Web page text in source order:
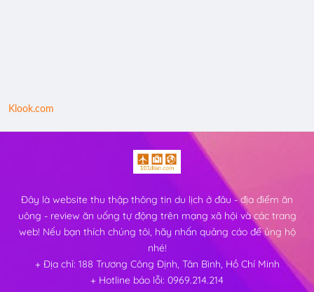
Klook.com
Đây là website thu thập thông tin du lịch ở đâu - địa điểm ăn
uông - review ăn uống tự động trên mạng xã hội và các trang
web! Nếu bạn thích chúng tôi, hãy nhấn quảng cáo để ủng hộ
nhé!
+ Địa chỉ: 188 Trương Công Định, Tân Bình, Hồ Chí Minh
+ Hotline báo lỗi: 0969.214.214